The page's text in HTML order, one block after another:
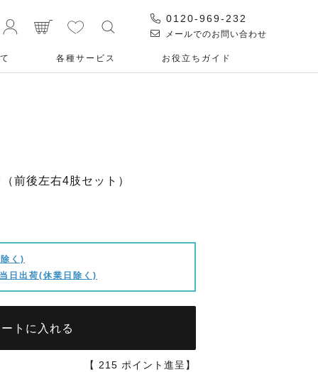
0120-969-232
メールでのお問い合わせ
各種サービス お役⽴ちガイド
前後左右4肢セット）
く)
日出荷(休業日除く)
トに入れる
【 215 ポイント進呈】